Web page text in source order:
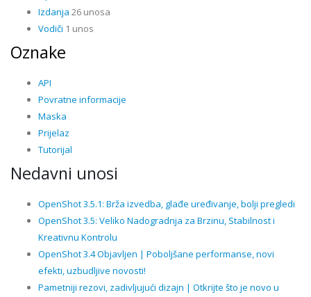
Izdanja 26 unosa
Vodiči 1 unos
Oznake
API
Povratne informacije
Maska
Prijelaz
Tutorijal
Nedavni unosi
OpenShot 3.5.1: Brža izvedba, glađe uređivanje, bolji pregledi
OpenShot 3.5: Veliko Nadogradnja za Brzinu, Stabilnost i
Kreativnu Kontrolu
OpenShot 3.4 Objavljen | Poboljšane performanse, novi
efekti, uzbudljive novosti!
Pametniji rezovi, zadivljujući dizajn | Otkrijte što je novo u